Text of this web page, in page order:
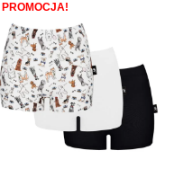
PROMOCJA!